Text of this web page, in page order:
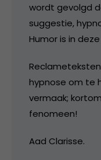
wordt gevolgd
suggestie,
Humor is in
hypnose om te
vermaak;
fenomeen!
Aad Clarisse.